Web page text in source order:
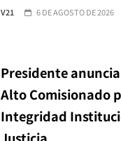
V21 6 DE AGOSTO DE 2026
Presidente
Alto Comisionado
Integridad